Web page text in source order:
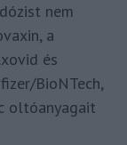
nem
a
és
BioNTech,
oltóanyagait